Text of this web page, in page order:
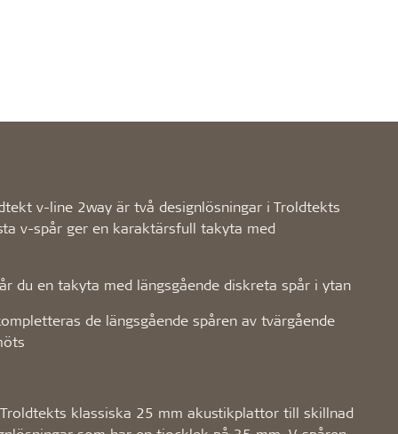
v-line 2way är två designlösningar i Troldtekts
v-spår ger en karaktärsfull takyta med
du en takyta med längsgående diskreta spår i ytan
de längsgående spåren av tvärgående
klassiska 25 mm akustikplattor till skillnad